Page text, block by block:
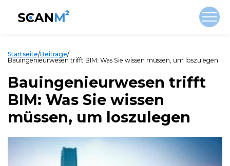
Startseite/Beitrage/
Bauingenieurwesen trifft BIM: Was Sie wissen müssen, um loszulegen
Bauingenieurwesen trifft
BIM: Was Sie wissen
müssen, um loszulegen